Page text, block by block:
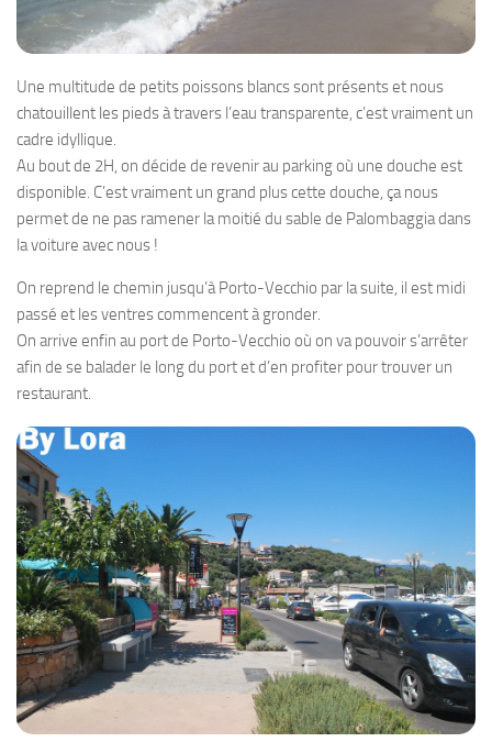
Une multitude de petits poissons blancs sont présents et nous
chatouillent les pieds à travers l’eau transparente, c’est vraiment un
cadre idyllique.
Au bout de 2H, on décide de revenir au parking où une douche est
disponible. C’est vraiment un grand plus cette douche, ça nous
permet de ne pas ramener la moitié du sable de Palombaggia dans
la voiture avec nous !
On reprend le chemin jusqu’à Porto-Vecchio par la suite, il est midi
passé et les ventres commencent à gronder.
On arrive enfin au port de Porto-Vecchio où on va pouvoir s’arrêter
afin de se balader le long du port et d’en profiter pour trouver un
restaurant.